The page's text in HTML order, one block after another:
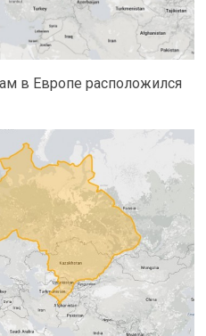
в Европе расположился